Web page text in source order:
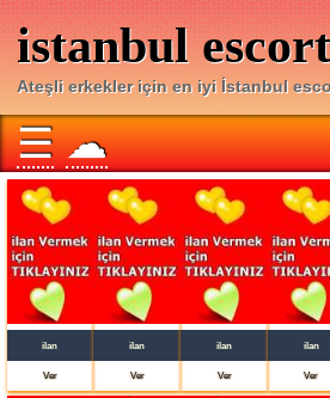
istanbul
Ateşli erkekler için en iyi İstanbul
☰ ☁
ilan
Ver
ilan
Ver
ilan
Ver
ilan
Ver